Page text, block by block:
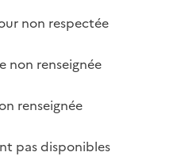
non respectée
non renseignée
renseignée
pas disponibles